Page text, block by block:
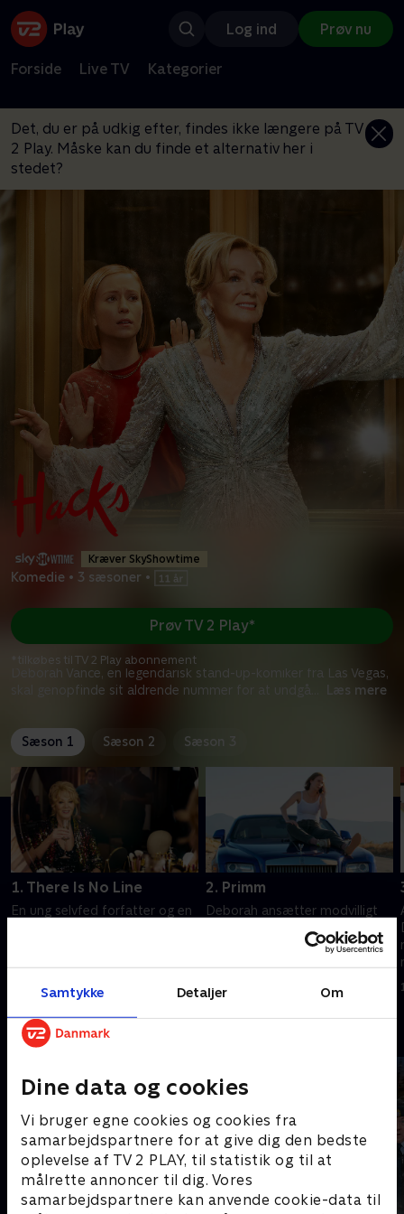
Samtykke Detaljer Om
Dine data og cookies
Vi bruger egne cookies og cookies fra
samarbejdspartnere for at give dig den bedste
oplevelse af TV 2 PLAY, til statistik og til at
målrette annoncer til dig. Vores
samarbejdspartnere kan anvende cookie-data til
Log ind Prøv nu
Forside Live TV Kategorier
Det, du er på udkig efter, findes ikke længere på TV
2 Play. Måske kan du finde et alternativ her i
stedet?
Kræver SkyShowtime
Komedie • 3 sæsoner •
Deborah Vance, en legendarisk stand-up-komiker fra Las Vegas,
skal genopfinde sit aldrende nummer for at undgå
Læs mere
Prøv TV 2 Play*
*tilkøbes til TV 2 Play abonnement
Sæson 1 Sæson 2 Sæson 3
1. There Is No Line
En ung selvfed forfatter og en
1. november 2024 • 27 min
2. Primm
Deborah ansætter modvilligt
med en meget utraditionel
1. november 2024 • 32 min
Andre så også